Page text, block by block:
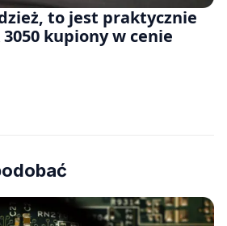
to jest praktycznie
3050 kupiony w cenie